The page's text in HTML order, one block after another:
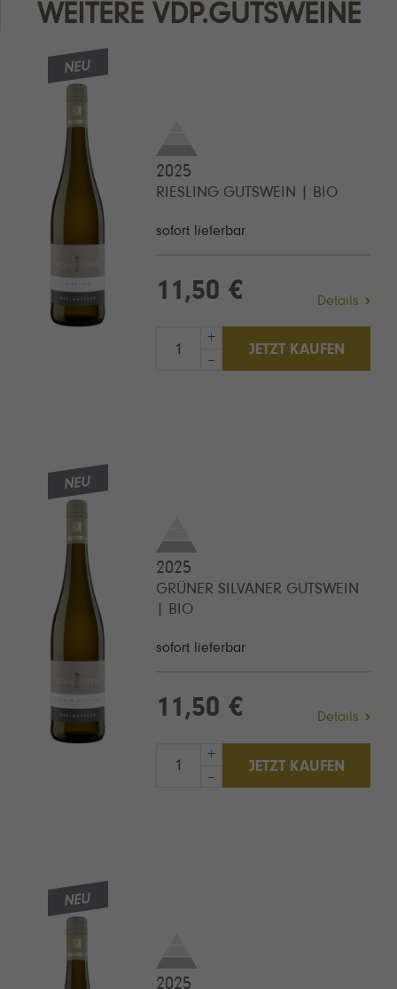
WEITERE VDP.GUTSWEIN
NEU
2025
RIESLING GUTSWEIN | BIO
sofort lieferbar
11,50 € Details
+
–
JETZT KAUFEN
NEU
2025
GRÜNER SILVANER GUTSWEIN
| BIO
sofort lieferbar
11,50 € Details
+
–
JETZT KAUFEN
NEU
2025